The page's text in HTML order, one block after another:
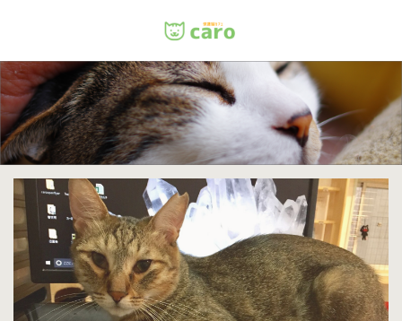
Menu
ホーム
料金
里親について
店舗情報
お問い合わせ